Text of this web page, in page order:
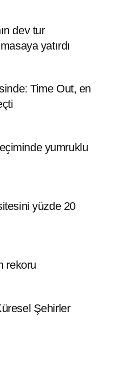
dev tur
yatırdı
Time Out, en
yumruklu
yüzde 20
rekoru
Şehirler